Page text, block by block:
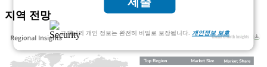
고객님의 개인 정보는 완전히 비밀로 보장됩니다. 개인정보 보호
지역 전망